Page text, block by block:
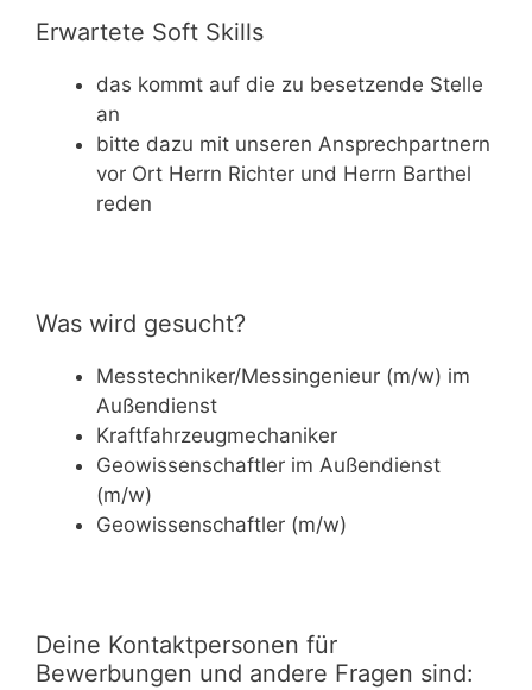
Erwartete Soft Skills
das kommt auf die zu besetzende Stelle
an
bitte dazu mit unseren Ansprechpartnern
vor Ort Herrn Richter und Herrn Barthel
reden
Was wird gesucht?
Messtechniker/Messingenieur (m/w) im
Außendienst
Kraftfahrzeugmechaniker
Geowissenschaftler im Außendienst
(m/w)
Geowissenschaftler (m/w)
Deine Kontaktpersonen für
Bewerbungen und andere Fragen sind: